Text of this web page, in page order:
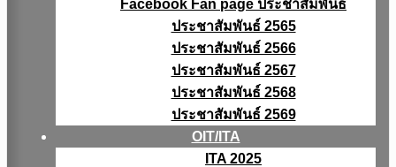
Facebook Fan page ประชาสัมพันธ์
ประชาสัมพันธ์ 2565
ประชาสัมพันธ์ 2566
ประชาสัมพันธ์ 2567
ประชาสัมพันธ์ 2568
ประชาสัมพันธ์ 2569
OIT/ITA
ITA 2025